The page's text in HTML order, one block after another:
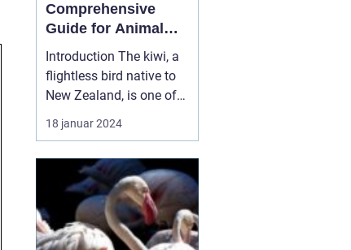
Comprehensive
Guide for Animal
Lovers
Introduction The kiwi, a
flightless bird native to
New Zealand, is one of
the most fascinating
and unique creatures on
appearance and
interesting behaviors, it
captures the hearts of
animal enthusiasts
18 januar 2024